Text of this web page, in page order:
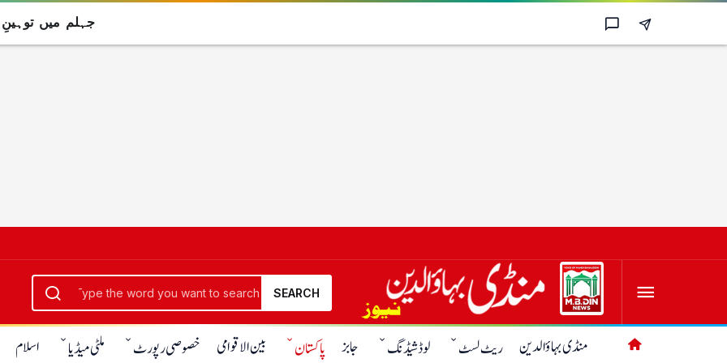
SEARCH
منڈی بہاؤالدین ریٹ لسٹ لوڈشیڈنگ جابز پاکستان بین الاقوامی خصوصی رپورٹ ملٹی میڈیا اسلام
جہلم میں